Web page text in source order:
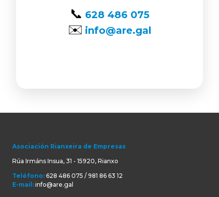
📞 628 486 075
✉️ info@are.gal
Asociación Rianxeira de Empresas
Rúa Irmáns Insua, 31 - 15920, Rianxo
Teléfono: 628 486 075 / 981 86 63 12
E-mail: info@are.gal